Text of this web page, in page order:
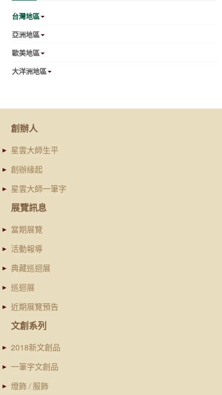
台灣地區
亞洲地區
歐美地區
大洋洲地區
創辦人
星雲大師生平
創辦緣起
星雲大師一筆字
展覽訊息
當期展覽
活動報導
典藏巡迴展
巡迴展
近期展覽預告
文創系列
2018新文創品
一筆字文創品
燈飾 / 服飾